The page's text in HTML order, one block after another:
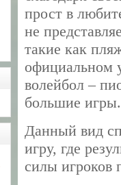
прост в
не
такие как
официальном
волейбол –
большие игры.
Данный вид
игру, где
силы игроков